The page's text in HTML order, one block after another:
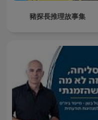
豬探長推理故事集